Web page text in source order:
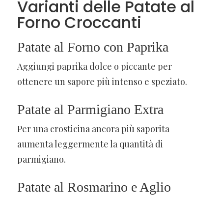
Varianti delle Patate al
Forno Croccanti
Patate al Forno con Paprika
Aggiungi paprika dolce o piccante per
ottenere un sapore più intenso e speziato.
Patate al Parmigiano Extra
Per una crosticina ancora più saporita
aumenta leggermente la quantità di
parmigiano.
Patate al Rosmarino e Aglio